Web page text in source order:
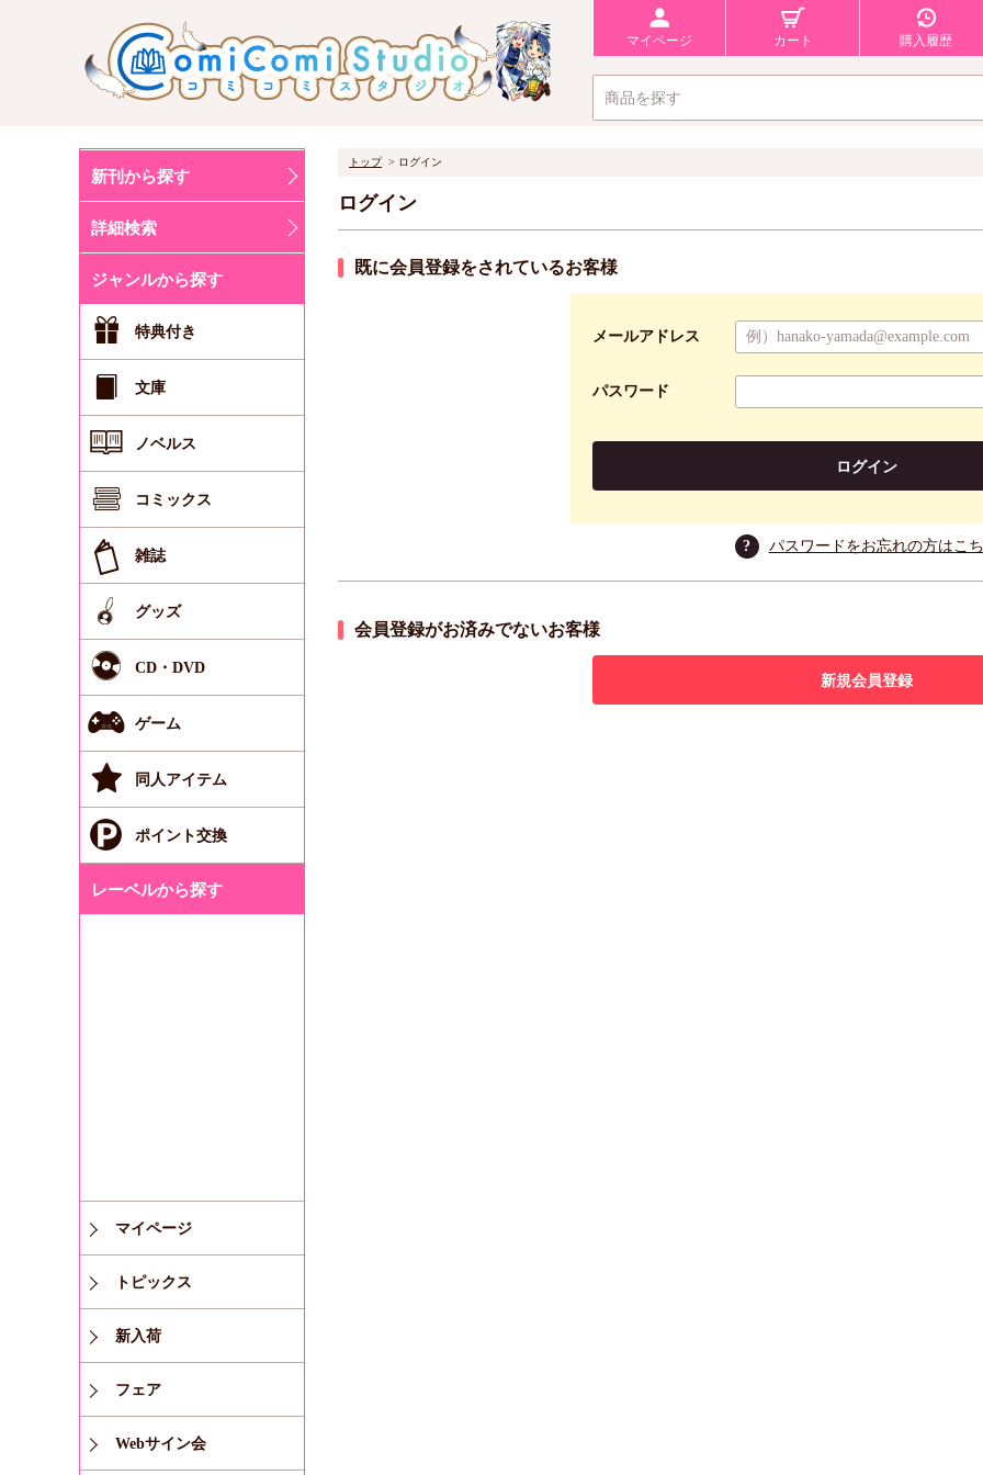
マイページ カート 購入履歴
新刊から探す
詳細検索
ジャンルから探す
特典付き
文庫
ノベルス
コミックス
雑誌
グッズ
CD・DVD
ゲーム
同人アイテム
ポイント交換
レーベルから探す
マイページ
トピックス
新入荷
フェア
Webサイン会
トップ ログイン
ログイン
既に会員登録をされているお客様
メールアドレス
パスワード
ログイン
? パスワードをお忘れの方はこ
会員登録がお済みでないお客様
新規会員登録